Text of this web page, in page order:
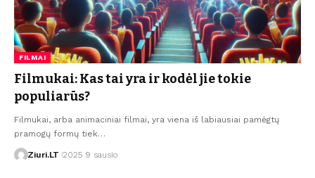
FILMAI
Filmukai: Kas tai yra ir kodėl jie tokie
populiarūs?
Filmukai, arba animaciniai filmai, yra viena iš labiausiai pamėgtų
pramogų formų tiek…
Ziuri.LT 2025 9 sausio